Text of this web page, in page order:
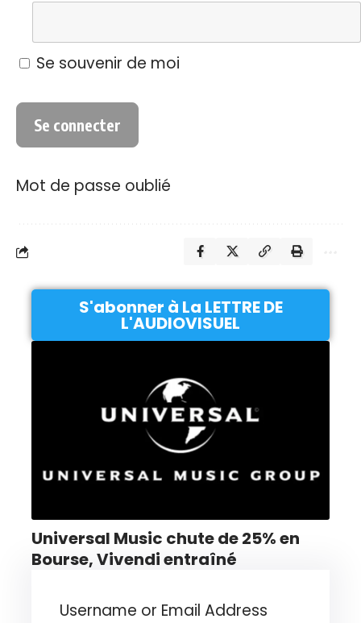
Se souvenir de moi
Mot de passe oublié
S'abonner à La LETTRE DE
L'AUDIOVISUEL
Universal Music chute de 25% en
Bourse, Vivendi entraîné
Username or Email Address